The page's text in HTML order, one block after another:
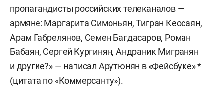
пропагандисты российских телеканалов —
армяне: Маргарита Симоньян, Тигран Кеосаян,
Арам Габрелянов, Семен Багдасаров, Роман
Бабаян, Сергей Кургинян, Андраник Мигранян
и другие?» — написал Арутюнян в «Фейсбуке» *
(цитата по «Коммерсанту»).